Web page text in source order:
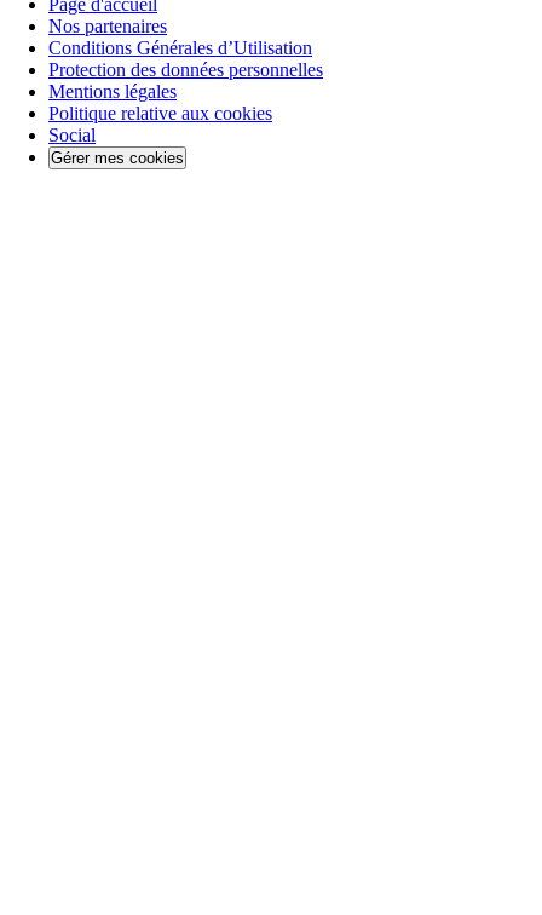
Page d'accueil
Nos partenaires
Conditions Générales d’Utilisation
Protection des données personnelles
Mentions légales
Politique relative aux cookies
Social
Gérer mes cookies